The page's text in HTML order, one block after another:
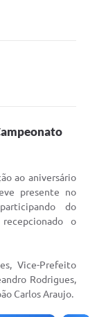
ao aniversário
presente no
do
o
Vice-Prefeito
Rodrigues,
Carlos Araujo.